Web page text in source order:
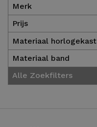
Merk
Prijs
Materiaal horlogekast
Materiaal band
Alle Zoekfilters